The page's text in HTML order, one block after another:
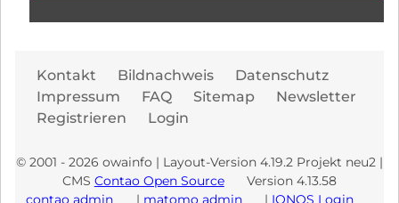
Kontakt Bildnachweis
Datenschutz
Impressum
FAQ Sitemap
Newsletter
Registrieren
Login
© 2001 - 2026 owainfo | Layout-Version 4.19.2 Projekt neu2 |
CMS Contao Open Source
Version 4.13.58
contao admin
| matomo admin | IONOS Login